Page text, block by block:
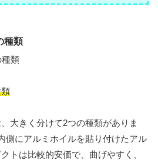
種類
大きく分けて2つの種類がありま
側にアルミホイルを貼り付けたアル
トは比較的安価で、曲げやすく、